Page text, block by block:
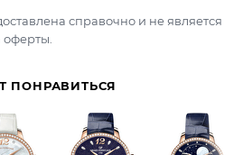
ПОНРАВИТЬСЯ
справочно и не является